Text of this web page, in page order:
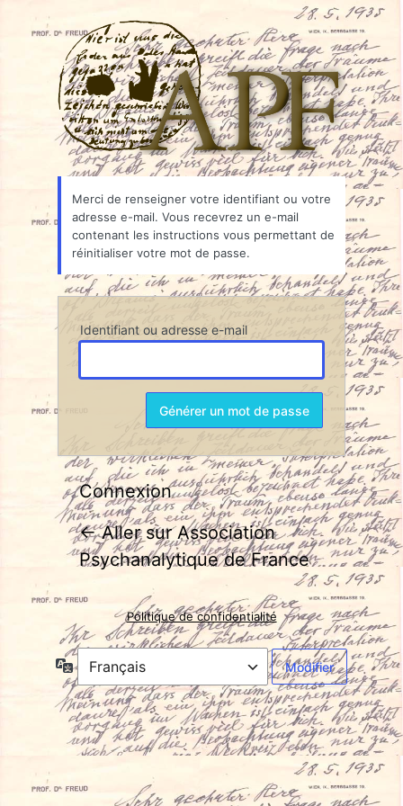
passe
oublié
Merci de renseigner votre identifiant ou votre
adresse e-mail. Vous recevrez un e-mail
contenant les instructions vous permettant de
réinitialiser votre mot de passe.
Identifiant ou adresse e-mail
Connexion
← Aller sur Association
Psychanalytique de France
Politique de confidentialité
Langue